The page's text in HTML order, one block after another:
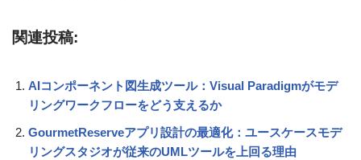
関連投稿:
AIコンポーネント図生成ツール：Visual Paradigmがモデ
リングワークフローをどう支えるか
GourmetReserveアプリ設計の最適化：ユースケースモデ
リングスタジオが従来のUMLツールを上回る理由